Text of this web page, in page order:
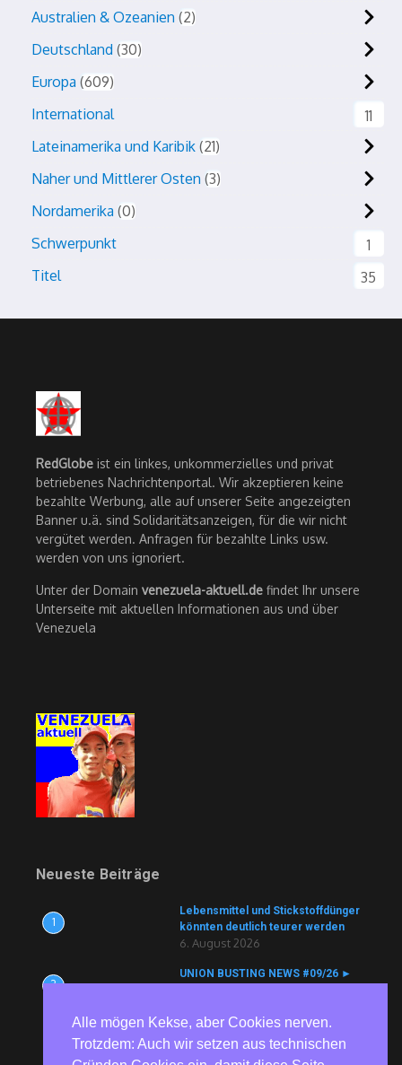
Australien & Ozeanien 2
Deutschland 30
Europa 609
International
11
Lateinamerika und Karibik 21
Naher und Mittlerer Osten 3
Nordamerika 0
Schwerpunkt
1
Titel
35
RedGlobe ist ein linkes, unkommerzielles und privat
betriebenes Nachrichtenportal. Wir akzeptieren keine
bezahlte Werbung, alle auf unserer Seite angezeigten
Banner u.ä. sind Solidaritätsanzeigen, für die wir nicht
vergütet werden. Anfragen für bezahlte Links usw.
werden von uns ignoriert.
Unter der Domain venezuela-aktuell.de findet Ihr unsere
Unterseite mit aktuellen Informationen aus und über
Venezuela
Neueste Beiträge
1
Lebensmittel und Stickstoffdünger
könnten deutlich teurer werden
6. August 2026
2
UNION BUSTING NEWS #09/26 ►
► Nutracorp
6. August 2026
Alle mögen Kekse, aber Cookies nerven.
Trotzdem: Auch wir setzen aus technischen